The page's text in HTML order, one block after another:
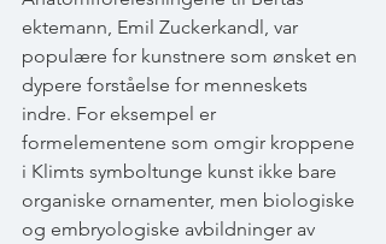
ektemann, Emil Zuckerkandl, var
populære for kunstnere som ønsket en
dypere forståelse for menneskets
indre. For eksempel er
formelementene som omgir kroppene
i Klimts symboltunge kunst ikke bare
organiske ornamenter, men biologiske
og embryologiske avbildninger av